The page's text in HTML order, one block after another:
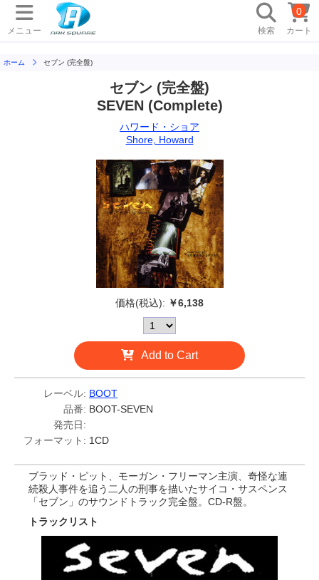
メニュー 検索 カート
0
ホーム セブン (完全盤)
セブン (完全盤)
SEVEN (Complete)
ハワード・ショア
Shore, Howard
価格(税込): ￥6,138
Add to Cart
レーベル: BOOT
品番: BOOT-SEVEN
発売日:
フォーマット: 1CD
ブラッド・ピット、モーガン・フリーマン主演、奇怪な連
続殺人事件を追う二人の刑事を描いたサイコ・サスペンス
「セブン」のサウンドトラック完全盤。CD-R盤。
トラックリスト